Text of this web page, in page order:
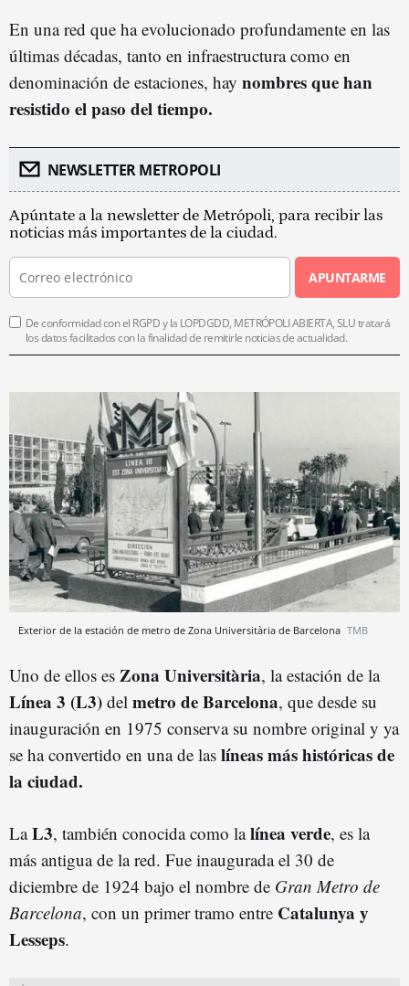
En una red que ha evolucionado profundamente en las
últimas décadas, tanto en infraestructura como en
denominación de estaciones, hay nombres que han
resistido el paso del tiempo.
NEWSLETTER METROPOLI
Apúntate a la newsletter de Metrópoli, para recibir las
noticias más importantes de la ciudad.
APUNTARME
De conformidad con el RGPD y la LOPDGDD, METRÓPOLI ABIERTA, SLU tratará
los datos facilitados con la finalidad de remitirle noticias de actualidad.
Exterior de la estación de metro de Zona Universitària de Barcelona TMB
Uno de ellos es Zona Universitària, la estación de la
Línea 3 (L3) del metro de Barcelona, que desde su
inauguración en 1975 conserva su nombre original y ya
se ha convertido en una de las líneas más históricas de
la ciudad.
LaL3, también conocida como lalínea verde, es la
más antigua de la red. Fue inaugurada el 30 de
diciembre de 1924 bajo el nombre de Gran Metro de
Barcelona, con un primer tramo entre Catalunya y
Lesseps.